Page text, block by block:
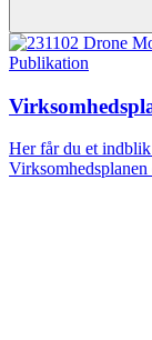
Publikation
Her får du et